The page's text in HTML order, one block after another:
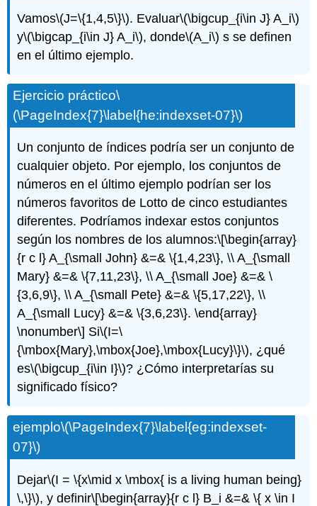
Vamos\(J=\{1,4,5\}\). Evaluar\(\bigcup_{i\in J} A_i\)
y\(\bigcap_{i\in J} A_i\), donde\(A_i\) s se definen
en el último ejemplo.
Ejercicio práctico\
(\PageIndex{7}\label{he:indexset-07}\)
Un conjunto de índices podría ser un conjunto de
cualquier objeto. Por ejemplo, los conjuntos de
números en el último ejemplo podrían ser los
números favoritos de Lotto de cinco estudiantes
diferentes. Podríamos indexar estos conjuntos
según los nombres de los alumnos:\[\begin{array}
{r c l} A_{\small John} &=& \{1,4,23\}, \\ A_{\small
Mary} &=& \{7,11,23\}, \\ A_{\small Joe} &=& \
{3,6,9\}, \\ A_{\small Pete} &=& \{5,17,22\}, \\
A_{\small Lucy} &=& \{3,6,23\}. \end{array}
\nonumber\] Si\(I=\
{\mbox{Mary},\mbox{Joe},\mbox{Lucy}\}\), ¿qué
es\(\bigcup_{i\in I}\)? ¿Cómo interpretarías su
significado físico?
ejemplo\(\PageIndex{7}\label{eg:indexset-
07}\)
Dejar\(I = \{x\mid x \mbox{ is a living human being}
\,\}\), y definir\[\begin{array}{r c l} B_i &=& \{ x \in I